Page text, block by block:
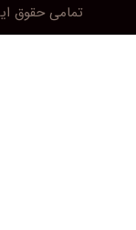
تمامی حقوق